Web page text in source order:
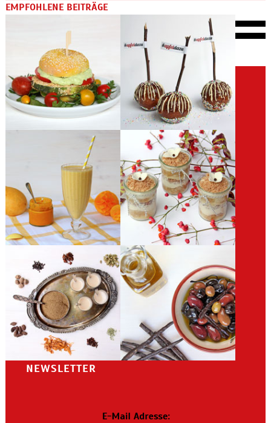
EMPFOHLENE BEITRÄGE
NEWSLETTER